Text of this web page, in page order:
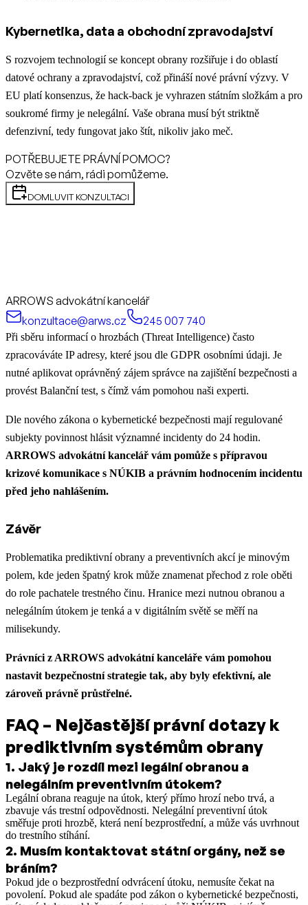
Kybernetika, data a obchodní zpravodajství
S rozvojem technologií se koncept obrany rozšiřuje i do oblastí
datové ochrany a zpravodajství, což přináší nové právní výzvy. V
EU platí konsenzus, že hack-back je vyhrazen státním složkám a pro
soukromé firmy je nelegální. Vaše obrana musí být striktně
defenzivní, tedy fungovat jako štít, nikoliv jako meč.
POTŘEBUJETE PRÁVNÍ POMOC?
Ozvěte se nám, rádi pomůžeme.
DOMLUVIT KONZULTACI
ARROWS advokátní kancelář
konzultace@arws.cz
245 007 740
Při sběru informací o hrozbách (Threat Intelligence) často
zpracováváte IP adresy, které jsou dle GDPR osobními údaji. Je
nutné aplikovat oprávněný zájem správce na zajištění bezpečnosti a
provést Balanční test, s čímž vám pomohou naši experti.
Dle nového zákona o kybernetické bezpečnosti mají regulované
subjekty povinnost hlásit významné incidenty do 24 hodin.
ARROWS advokátní kancelář vám pomůže s přípravou
krizové komunikace s NÚKIB a právním hodnocením incidentu
před jeho nahlášením.
Závěr
Problematika prediktivní obrany a preventivních akcí je minovým
polem, kde jeden špatný krok může znamenat přechod z role oběti
do role pachatele trestného činu. Hranice mezi nutnou obranou a
nelegálním útokem je tenká a v digitálním světě se měří na
milisekundy.
Právníci z ARROWS advokátní kanceláře vám pomohou
nastavit bezpečnostní strategie tak, aby byly efektivní, ale
zároveň právně průstřelné.
FAQ – Nejčastější právní dotazy k
prediktivním systémům obrany
1. Jaký je rozdíl mezi legální obranou a
nelegálním preventivním útokem?
Legální obrana reaguje na útok, který přímo hrozí nebo trvá, a
zbavuje vás trestní odpovědnosti. Nelegální preventivní útok
směřuje proti hrozbě, která není bezprostřední, a může vás uvrhnout
do trestního stíhání.
2. Musím kontaktovat státní orgány, než se
bráním?
Pokud jde o bezprostřední odvrácení útoku, nemusíte čekat na
povolení. Pokud ale spadáte pod zákon o kybernetické bezpečnosti,